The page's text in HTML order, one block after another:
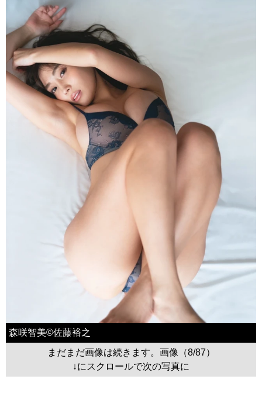
森咲智美©佐藤裕之
まだまだ画像は続きます。画像（8/87）
↓にスクロールで次の写真に